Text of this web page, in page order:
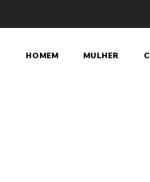
HOMEM MULHER